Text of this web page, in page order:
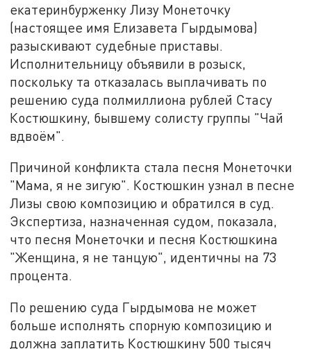
екатеринбурженку Лизу Монеточку
(настоящее имя Елизавета Гырдымова)
разыскивают судебные приставы.
Исполнительницу объявили в розыск,
поскольку та отказалась выплачивать по
решению суда полмиллиона рублей Стасу
Костюшкину, бывшему солисту группы "Чай
вдвоём".
Причиной конфликта стала песня Монеточки
"Мама, я не зигую". Костюшкин узнал в песне
Лизы свою композицию и обратился в суд.
Экспертиза, назначенная судом, показала,
что песня Монеточки и песня Костюшкина
"Женщина, я не танцую", идентичны на 73
процента.
По решению суда Гырдымова не может
больше исполнять спорную композицию и
должна заплатить Костюшкину 500 тысяч